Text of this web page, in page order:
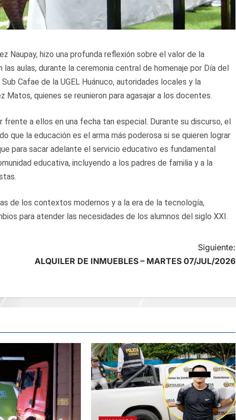
Naupay, hizo una profunda reflexión sobre el valor de la
aulas, durante la ceremonia central de homenaje por Día del
Cafae de la UGEL Huánuco, autoridades locales y la
quienes se reunieron para agasajar a los docentes.
a ellos en una fecha tan especial. Durante su discurso, el
que la educación es el arma más poderosa si se quieren lograr
para sacar adelante el servicio educativo es fundamental
educativa, incluyendo a los padres de familia y a la
de los contextos modernos y a la era de la tecnología,
para atender las necesidades de los alumnos del siglo XXI.
Siguiente:
ALQUILER DE INMUEBLES – MARTES 07/JUL/2026